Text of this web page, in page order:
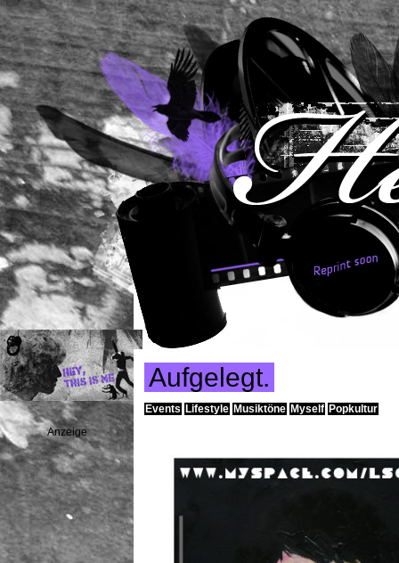
Anzeige
Aufgelegt.
Events Lifestyle Musiktöne Myself Popkultur